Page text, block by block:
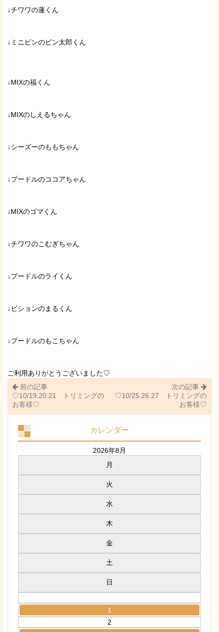
↓チワワの蓮くん
↓ミニピンのピン太郎くん
↓MIXの福くん
↓MIXのしえるちゃん
↓シーズーのももちゃん
↓プードルのココアちゃん
↓MIXのゴマくん
↓チワワのこむぎちゃん
↓プードルのライくん
↓ビションのまるくん
↓プードルのもこちゃん
ご利用ありがとうございました♡
前の記事
♡10/19.20.21 トリミングの
お客様♡
次の記事
♡10/25.26.27 トリミングの
お客様♡
カレンダー
2026年8月
月
火
水
木
金
土
日
1
2